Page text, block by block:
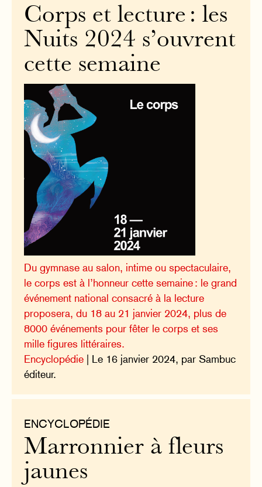
Corps et lecture : les
Nuits 2024 s’ouvrent
cette semaine
Du gymnase au salon, intime ou spectaculaire,
le corps est à l’honneur cette semaine : le grand
événement national consacré à la lecture
proposera, du 18 au 21 janvier 2024, plus de
8000 événements pour fêter le corps et ses
mille figures littéraires.
Encyclopédie | Le 16 janvier 2024, par Sambuc
éditeur.
ENCYCLOPÉDIE
Marronnier à fleurs
jaunes